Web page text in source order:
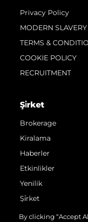
Privacy Policy
MODERN
TERMS &
COOKIE POLICY
RECRUITMENT
Şi̇rket
Brokerage
Kiralama
Haberler
Etkinlikler
Yenilik
Şi̇rket
Ekip
By clicking “Accept